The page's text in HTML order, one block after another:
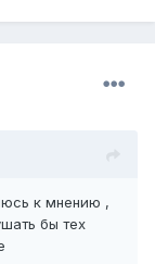
к мнению ,
бы тех